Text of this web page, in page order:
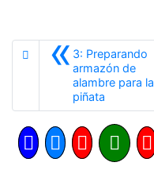
«3: Preparando
armazón de
alambre para la
piñata